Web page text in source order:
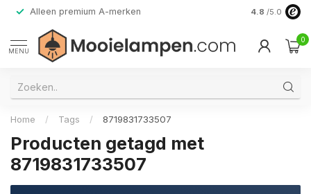
Alleen premium A-merken 4.8 /5.0
MENU
0
Home / Tags / 8719831733507
Producten getagd met
8719831733507